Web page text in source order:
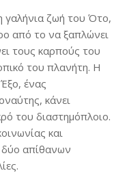
γαλήνια ζωή του Ότο,
από το να ξαπλώνει
τους καρπούς του
του πλανήτη. Η
ένας
κάνει
του διαστημόπλοιο.
και
δύο απίθανων